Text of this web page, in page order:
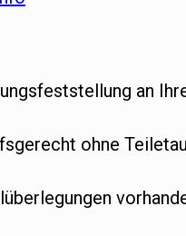
an
ohne